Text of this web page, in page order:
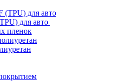
для авто
пленок